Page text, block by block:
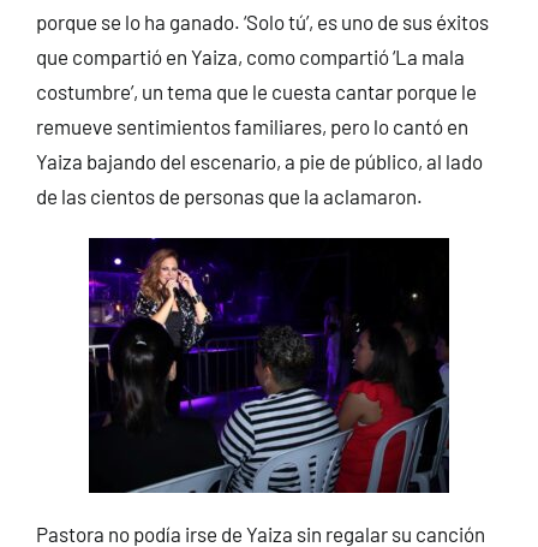
porque se lo ha ganado. ‘Solo tú’, es uno de sus éxitos
que compartió en Yaiza, como compartió ‘La mala
costumbre’, un tema que le cuesta cantar porque le
remueve sentimientos familiares, pero lo cantó en
Yaiza bajando del escenario, a pie de público, al lado
de las cientos de personas que la aclamaron.
Pastora no podía irse de Yaiza sin regalar su canción